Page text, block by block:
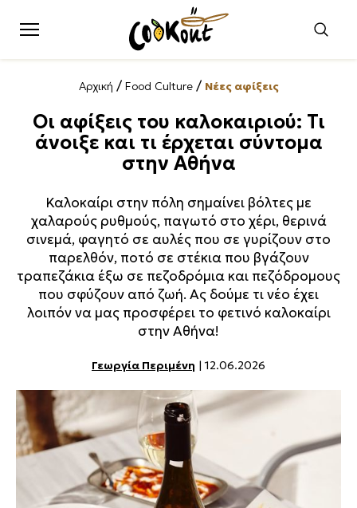
Αρχική / Food Culture/ Νέες αφίξεις
Οι αφίξεις του καλοκαιριού: Τι
άνοιξε και τι έρχεται σύντομα
στην Αθήνα
Καλοκαίρι στην πόλη σημαίνει βόλτες με
χαλαρούς ρυθμούς, παγωτό στο χέρι, θερινά
σινεμά, φαγητό σε αυλές που σε γυρίζουν στο
παρελθόν, ποτό σε στέκια που βγάζουν
τραπεζάκια έξω σε πεζοδρόμια και πεζόδρομους
που σφύζουν από ζωή. Ας δούμε τι νέο έχει
λοιπόν να μας προσφέρει το φετινό καλοκαίρι
στην Αθήνα!
Γεωργία Περιμένη | 12.06.2026